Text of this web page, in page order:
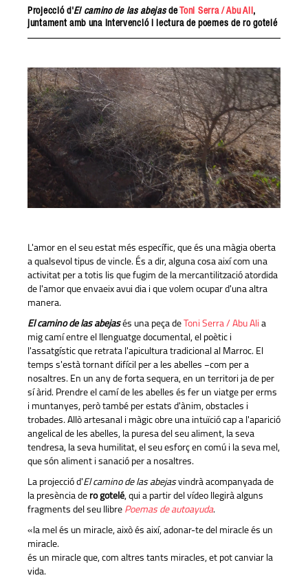
Projecció d'El camino de las abejasde Toni Serra / Abu Ali,
juntament amb una intervenció i lectura de poemes de ro gotelé
L'amor en el seu estat més específic, que és una màgia oberta
a qualsevol tipus de vincle. És a dir, alguna cosa així com una
activitat per a totis lis que fugim de la mercantilització atordida
de l'amor que envaeix avui dia i que volem ocupar d'una altra
manera.
El camino de las abejasés una peça de Toni Serra / Abu Ali a
mig camí entre el llenguatge documental, el poètic i
l'assatgístic que retrata l'apicultura tradicional al Marroc. El
temps s'està tornant difícil per a les abelles −com per a
nosaltres. En un any de forta sequera, en un territori ja de per
sí àrid. Prendre el camí de les abelles és fer un viatge per erms
i muntanyes, però també per estats d'ànim, obstacles i
trobades. Allò artesanal i màgic obre una intuïció cap a l'aparició
angelical de les abelles, la puresa del seu aliment, la seva
tendresa, la seva humilitat, el seu esforç en comú i la seva mel,
que són aliment i sanació per a nosaltres.
La projecció d'El camino de las abejasvindrà acompanyada de
la presència de ro gotelé, qui a partir del vídeo llegirà alguns
fragments del seu llibre Poemas de autoayuda.
«la mel és un miracle, això és així, adonar-te del miracle és un
miracle.
és un miracle que, com altres tants miracles, et pot canviar la
vida.